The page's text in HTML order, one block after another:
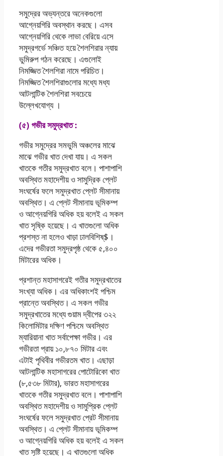
সমুদ্রের অভ্যন্তরে অনেকগুলো
আগ্নেয়গিরি অবস্থান করছে। এসব
আগ্নেয়গিরি থেকে লাভা বেরিয়ে এসে
সমুদ্রগর্ভে সঞ্চিত হয়ে শৈলশিরার ন্যায়
ভুমিরুপ গঠন করেছে। এগুলোই
নিমজ্জিত শৈলশিরা নামে পরিচিত।
নিমজ্জিত শৈলশিরাগুলোর মধ্যে মধ্য
আটলান্টিক শৈলশিরা সবচেয়ে
উল্লেখযোগ্য ।
(৫) গভীর সমুদ্রখাত :
গভীর সমুদ্রের সমভুমি অঞ্চলের মাঝে
মাঝে গভীর খাত দেখা যায়। এ সকল
খাতকে গতীর সমুদ্রখাত বলে। পাশাপাশি
অবস্থিত মহাদেশীয় ও সামুদ্রিক প্লেট
সংঘর্ষের ফলে সমুদ্রখাত প্লেট সীমানায়
অবস্থিত। এ প্লেট সীমানায় ভূমিকম্প
ও আগ্নেয়গিরি অধিক হয় বলেই এ সকল
খাত সৃষ্কি হয়েছে। এ খাতগুলো অধিক
প্রশস্ত না হলেও খাড়া ঢালবিশিষ্$।
এদের গভীরতা সমুদ্রপৃষ্ঠ থেকে ৫,৪০০
মিটারের অধিক।
প্রশান্ত মহাসাগরেই গতীর সমুদ্রখাতের
সংখ্যা অধিক। এর অধিকাংশই পশ্চিম
প্রান্তে অবস্থিত। এ সকল গভীর
সমুদ্রখাতের মধ্যে গুয়াম দ্বীপের ৩২২
কিলোমিটার দক্ষিণ পশ্চিমে অবস্থিত
ম্যারিয়ানা খাত সর্বাপেক্ষা গভীর। এর
গভীরতা প্রায় ১০,৮৭০ মিটার এবং
এটাই পৃথিবীর গভীরতম খাত। এছাড়া
আটলান্টিক মহাসাগরের পোটোরিকো খাত
(৮,৫৩৮ মিটার), ভারত মহাসাগরের
খাতকে গতীর সমুদ্রখাত বলে। পাশাপাশি
অবস্থিত মহাদেশীয় ও সামুপ্রিক প্লেট
সংঘর্ষের ফলে সমুদ্রখাত প্রেট সীমানায়
অবস্থিত। এ প্লেট সীমানায় ভূমিকম্প
ও আগ্নেয়গিরি অধিক হয় বলেই এ সকল
খাত সৃষ্টি হয়েছে। এ খাতগুলো অধিক